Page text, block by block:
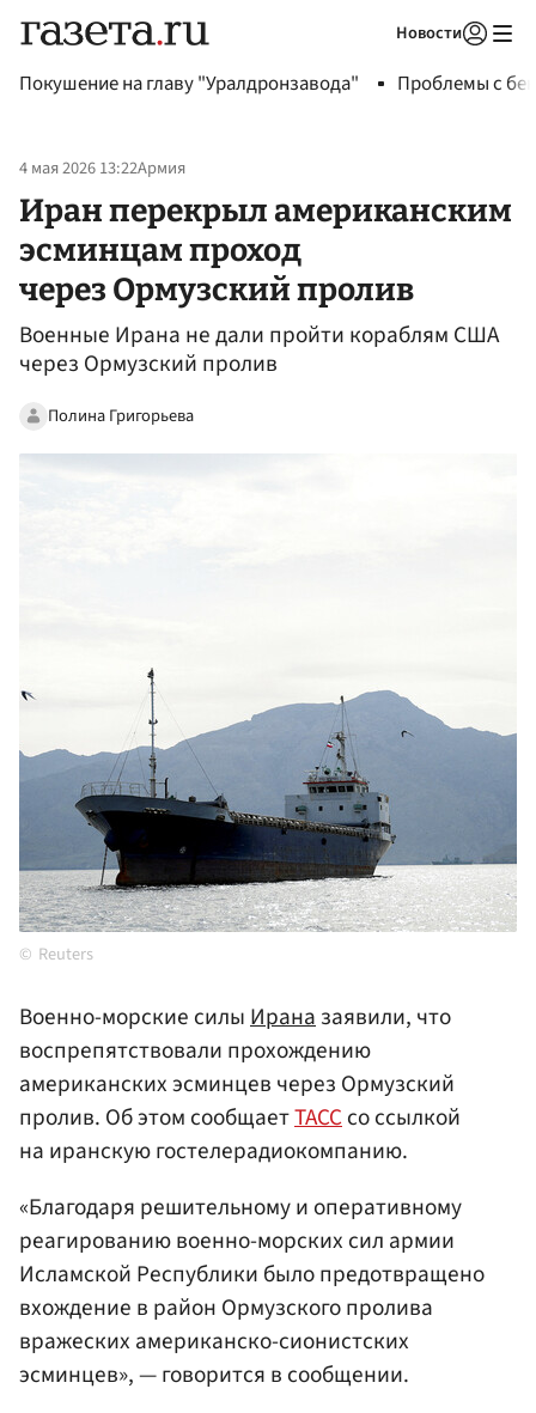
Новости
Покушение на главу "Уралдронзавода" Проблемы с
4 мая 2026 13:22Армия
Иран перекрыл американским
эсминцам проход
через Ормузский пролив
Военные Ирана не дали пройти кораблям США
через Ормузский пролив
Полина Григорьева
Reuters
Военно-морские силыИраназаявили, что
воспрепятствовали прохождению
американских эсминцев через Ормузский
пролив. Об этом сообщаетТАССсо ссылкой
на иранскую гостелерадиокомпанию.
«Благодаря решительному и оперативному
реагированию военно-морских сил армии
Исламской Республики было предотвращено
вхождение в район Ормузского пролива
вражеских американско-сионистских
эсминцев», — говорится в сообщении.